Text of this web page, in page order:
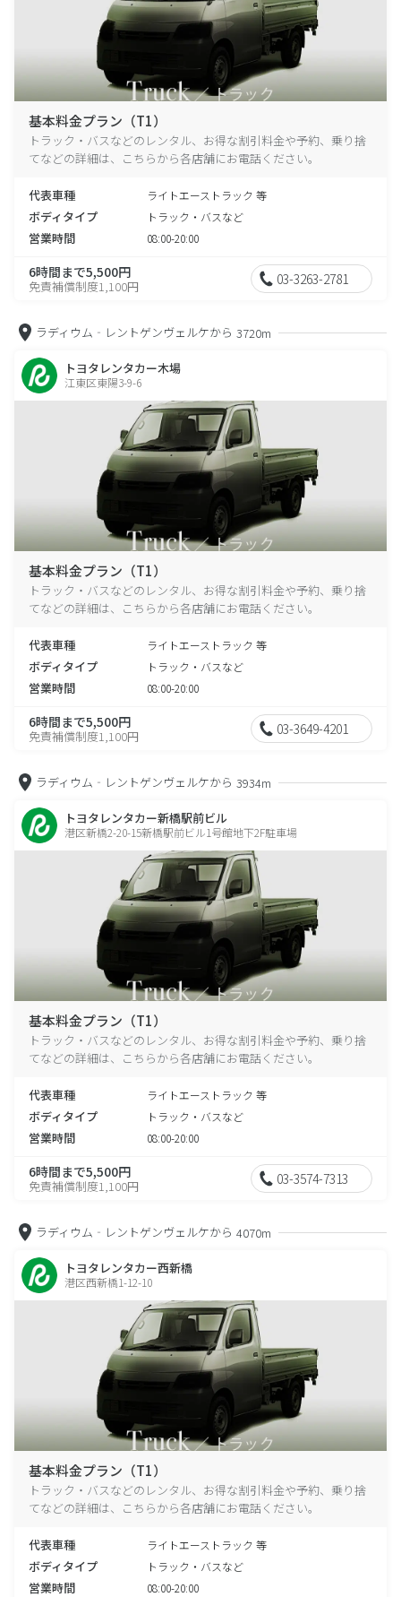
基本料金プラン（T1）
トラック・バスなどのレンタル、お得な割引料金や予約、乗り捨
てなどの詳細は、こちらから各店舗にお電話ください。
代表車種 ライトエーストラック 等
ボディタイプ トラック・バスなど
営業時間 08:00-20:00
6時間まで5,500円
免責補償制度1,100円 03-3263-2781
ラディウム‐レントゲンヴェルケから 3720m
トヨタレンタカー木場
江東区東陽3-9-6
基本料金プラン（T1）
トラック・バスなどのレンタル、お得な割引料金や予約、乗り捨
てなどの詳細は、こちらから各店舗にお電話ください。
代表車種 ライトエーストラック 等
ボディタイプ トラック・バスなど
営業時間 08:00-20:00
6時間まで5,500円
免責補償制度1,100円 03-3649-4201
ラディウム‐レントゲンヴェルケから 3934m
トヨタレンタカー新橋駅前ビル
港区新橋2-20-15新橋駅前ビル1号館地下2F駐車場
基本料金プラン（T1）
トラック・バスなどのレンタル、お得な割引料金や予約、乗り捨
てなどの詳細は、こちらから各店舗にお電話ください。
代表車種 ライトエーストラック 等
ボディタイプ トラック・バスなど
営業時間 08:00-20:00
6時間まで5,500円
免責補償制度1,100円 03-3574-7313
ラディウム‐レントゲンヴェルケから 4070m
トヨタレンタカー西新橋
港区西新橋1-12-10
基本料金プラン（T1）
トラック・バスなどのレンタル、お得な割引料金や予約、乗り捨
てなどの詳細は、こちらから各店舗にお電話ください。
代表車種 ライトエーストラック 等
ボディタイプ トラック・バスなど
営業時間 08:00-20:00